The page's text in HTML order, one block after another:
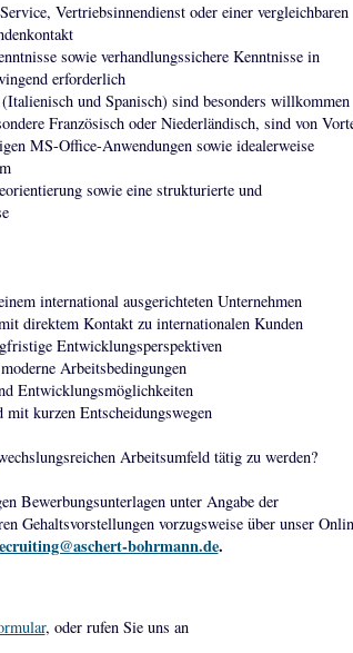
Vertriebsinnendienst oder einer vergleichbaren
sowie verhandlungssichere Kenntnisse in
erforderlich
und Spanisch) sind besonders willkommen
Französisch oder Niederländisch, sind von
MS-Office-Anwendungen sowie idealerweise
sowie eine strukturierte und
international ausgerichteten Unternehmen
direktem Kontakt zu internationalen Kunden
Entwicklungsperspektiven
Arbeitsbedingungen
Entwicklungsmöglichkeiten
mit kurzen Entscheidungswegen
Arbeitsumfeld tätig zu werden?
Bewerbungsunterlagen unter Angabe der
Gehaltsvorstellungen vorzugsweise über unser
bohrmann.de.
, oder rufen Sie uns an